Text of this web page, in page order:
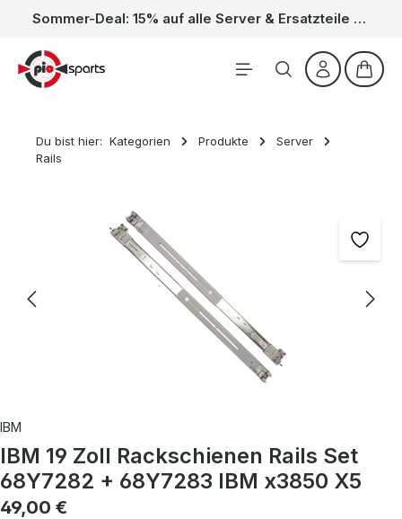
Zum Hauptinhalt springen Sommer-Deal: 15% auf alle Server & Ersatzteile – Kein Code nötig, der Rabatt wird automatisch im Warenkorb abgezogen. Gültig vom 01.06. bis 31.08.
Du bist hier: Kategorien Produkte
Server
Rails
IBM
IBM 19 Zoll Rackschienen Rails Set
68Y7282 + 68Y7283 IBM x3850 X5
Regulärer Preis:
49,00 €